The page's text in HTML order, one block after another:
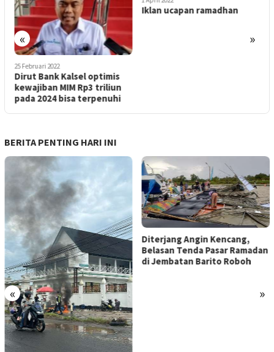
« »
Iklan ucapan ramadhan
BERITA PENTING HARI INI
« »
Diterjang Angin Kencang,
Belasan Tenda Pasar Ramadan
di Jembatan Barito Roboh
Refleksi Hari Pers Nasional